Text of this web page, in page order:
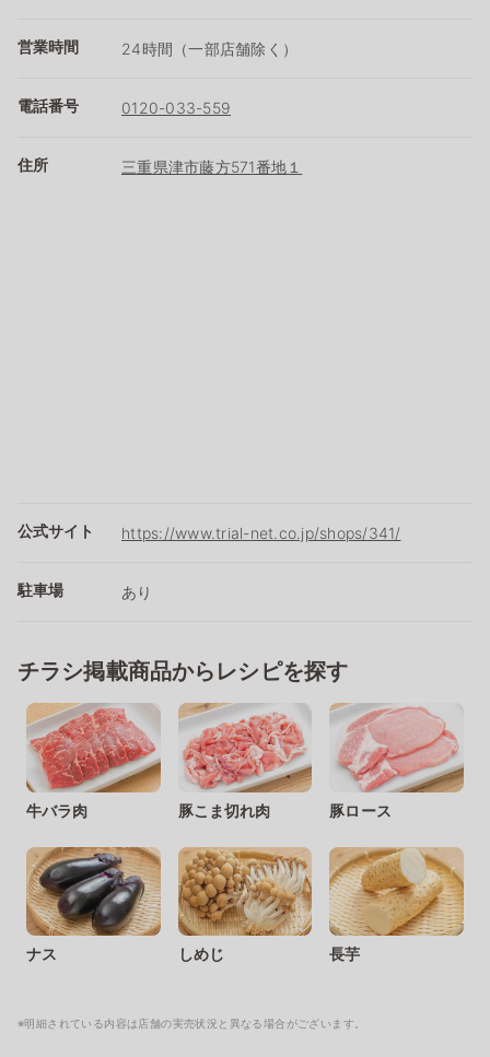
営業時間 24時間（一部店舗除く）
電話番号 0120-033-559
住所 三重県津市藤方571番地１
公式サイト https://www.trial-net.co.jp/shops/341/
駐車場 あり
チラシ掲載商品からレシピを探す
牛バラ肉 豚こま切れ肉 豚ロース
ナス しめじ 長芋
※明細されている内容は店舗の実売状況と異なる場合がございます。